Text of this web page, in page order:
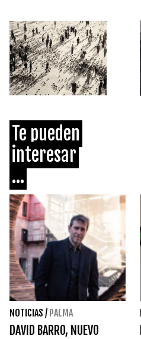
Te pueden
interesar
...
NOTICIAS / PALMA
DAVID BARRO, NUEVO